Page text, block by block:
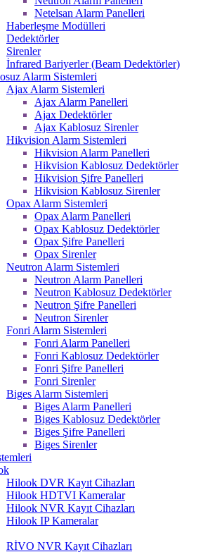
Netelsan Alarm Panelleri
Haberleşme Modülleri
Dedektörler
Sirenler
İnfrared Bariyerler (Beam Dedektörler)
Alarm Sistemleri
Ajax Alarm Sistemleri
Ajax Alarm Panelleri
Ajax Dedektörler
Ajax Kablosuz Sirenler
Hikvision Alarm Sistemleri
Hikvision Alarm Panelleri
Hikvision Kablosuz Dedektörler
Hikvision Şifre Panelleri
Hikvision Kablosuz Sirenler
Opax Alarm Sistemleri
Opax Alarm Panelleri
Opax Kablosuz Dedektörler
Opax Şifre Panelleri
Opax Sirenler
Neutron Alarm Sistemleri
Neutron Alarm Panelleri
Neutron Kablosuz Dedektörler
Neutron Şifre Panelleri
Neutron Sirenler
Fonri Alarm Sistemleri
Fonri Alarm Panelleri
Fonri Kablosuz Dedektörler
Fonri Şifre Panelleri
Fonri Sirenler
Biges Alarm Sistemleri
Biges Alarm Panelleri
Biges Kablosuz Dedektörler
Biges Şifre Panelleri
Biges Sirenler
Hilook DVR Kayıt Cihazları
Hilook HDTVI Kameralar
Hilook NVR Kayıt Cihazları
Hilook IP Kameralar
RİVO NVR Kayıt Cihazları